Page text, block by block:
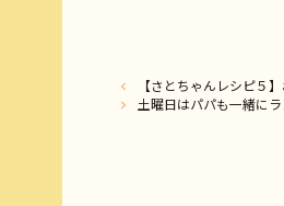
【さとちゃんレシピ５
土曜日はパパも一緒に